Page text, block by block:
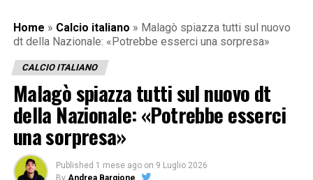
Home » Calcio italiano » Malagò spiazza tutti sul nuovo
dt della Nazionale: «Potrebbe esserci una sorpresa»
CALCIO ITALIANO
Malagò spiazza tutti sul nuovo dt
della Nazionale: «Potrebbe esserci
una sorpresa»
Published 1 mese ago on 9 Luglio 2026
By Andrea Bargione